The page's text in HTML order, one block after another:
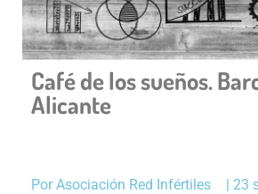
Café de los sueños.
Alicante
PorAsociación Red Infértiles | 23